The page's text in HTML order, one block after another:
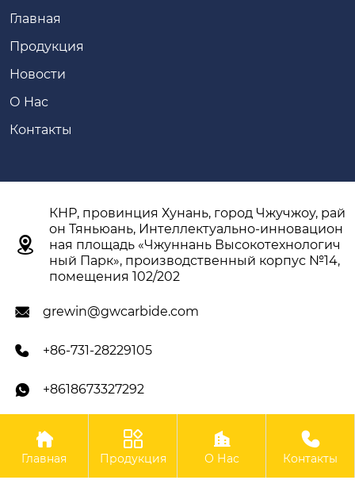
Главная
Продукция
Новости
О Hас
Контакты

КНР, провинция Хунань, город Чжучжоу, рай
он Тяньюань, Интеллектуально-инновацион
ная площадь «Чжуннань Высокотехнологич
ный Парк», производственный корпус №14,
помещения 102/202
 grewin@gwcarbide.com
 +86-731-28229105
 +8618673327292
Авторское право ©ООО Чжучжоу Гэвэй
Твердосплавные Инструменты

Главная

Продукция

О Нас

Контакты